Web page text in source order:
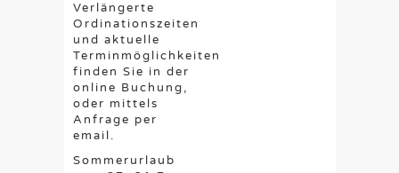
Verlängerte
Ordinationszeiten
und aktuelle
Terminmöglichkeiten
finden Sie in der
online Buchung,
oder mittels
Anfrage per
email.
Sommerurlaub